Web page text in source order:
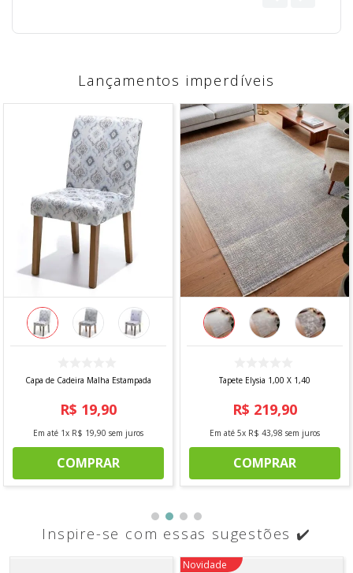
Lançamentos imperdíveis
Capa de Cadeira Malha Estampada
R$ 19,90
Em até 1x R$ 19,90 sem juros
COMPRAR
Tapete Elysia 1,00 X 1,40
R$ 219,90
Em até 5x R$ 43,98 sem juros
COMPRAR
Inspire-se com essas sugestões ✔️
Novidade